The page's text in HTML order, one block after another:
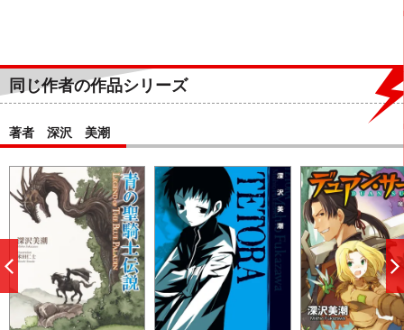
同じ作者の作品シリーズ
著者 深沢 美潮
へ